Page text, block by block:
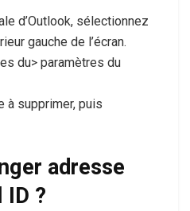
d’Outlook, sélectionnez
gauche de l’écran.
du> paramètres du
à supprimer, puis
adresse
ID ?